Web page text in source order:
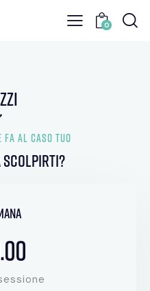
0
FA AL CASO TUO
scolpirti?